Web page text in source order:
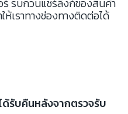
เราทางช่องทางติดต่อได้
ด้รับคืนหลังจากตรวจรับ